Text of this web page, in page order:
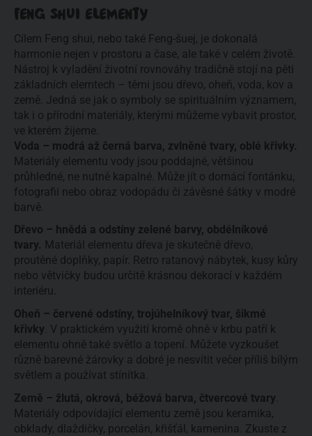
FENG SHUI ELEMENTY
Cílem Feng shui, nebo také Feng-šuej, je dokonalá
Nástroj k vyladění životní rovnováhy tradičně stojí na pěti
základních elemtech – těmi jsou dřevo, oheň, voda, kov a
země. Jedná se jak o symboly se spirituálním významem,
tak i o přírodní materiály, kterými můžeme vybavit prostor,
ve kterém žijeme.
Voda – modrá až černá barva, zvlněné tvary, oblé křivky.
Materiály elementu vody jsou poddajné, většinou
průhledné, ne nutně kapalné. Může jít o domácí fontánku,
fotografii nebo obraz vodopádu či závěsné šátky v modré
barvě.
Dřevo – hnědá a odstíny zelené barvy, obdélníkové
tvary. Materiál elementu dřeva je skutečně dřevo,
proutěné doplňky, papír. Retro ratanový nábytek, kusy kůry
nebo větvičky budou určitě krásnou dekorací v každém
interiéru.
Oheň – červené odstíny, trojúhelníkový tvar, šikmé
křivky . V praktickém využití kromě ohně v krbu patří k
elementu ohně také světlo a topení. Můžete vyzkoušet
různě barevné žárovky a dobré je nesvítit večer příliš bílým
světlem a používat stínítka.
Země – žlutá, okrová, béžová barva, čtvercové tvary
Materiály odpovídající elementu země jsou keramika,
obklady, dlaždičky, porcelán, křišťál, kamenina. Zkuste z